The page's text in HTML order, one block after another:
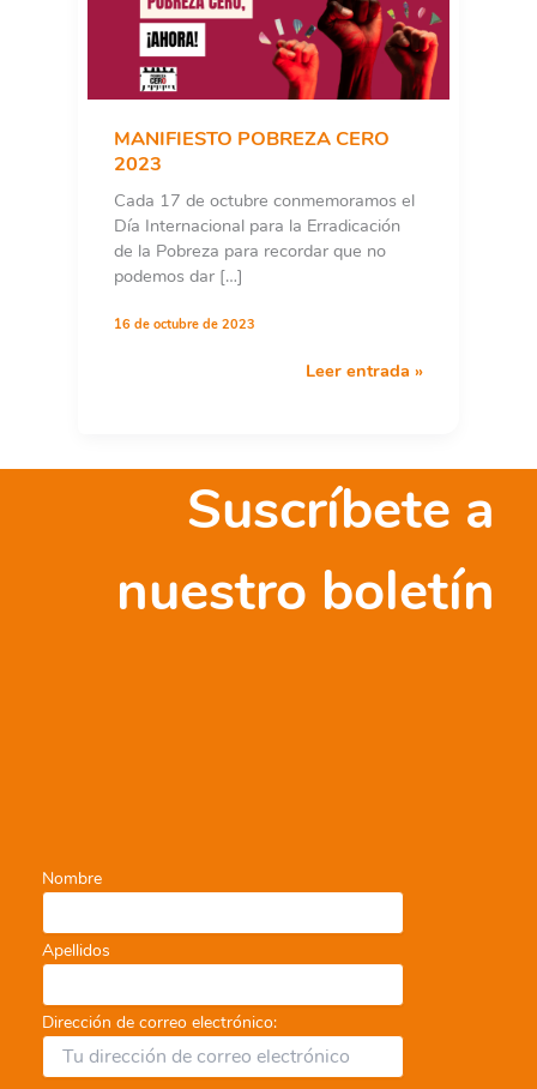
MANIFIESTO POBREZA CERO
2023
Cada 17 de octubre conmemoramos el
Día Internacional para la Erradicación
de la Pobreza para recordar que no
podemos dar […]
16 de octubre de 2023
MANIFIESTO
Leer entrada »
Suscríbete a
nuestro boletín
Nombre
Apellidos
Dirección de correo electrónico: